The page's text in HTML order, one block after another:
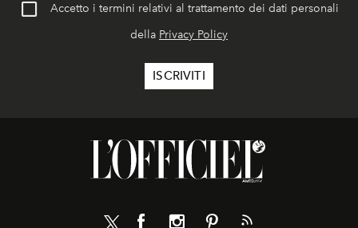
Accetto i termini relativi al trattamento dei dati personali
della Privacy Policy